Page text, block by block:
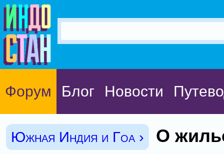
Форум Блог Новости
Южная Индия и Гоа ›
О